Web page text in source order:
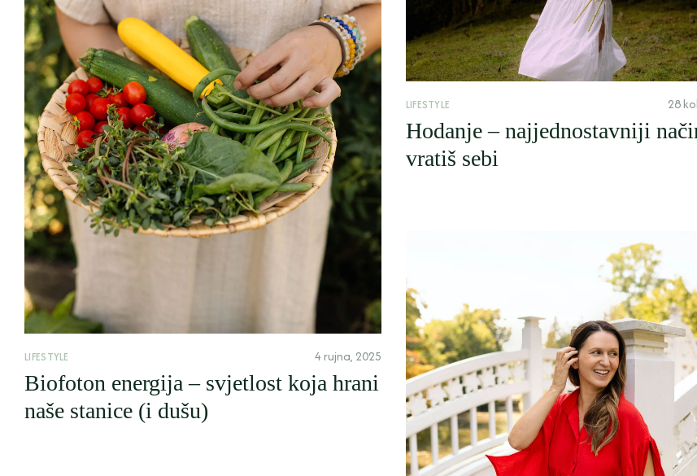
LIFESTYLE 4 rujna, 2025
Biofoton energija – svjetlost koja hrani
naše stanice (i dušu)
LIFESTYLE 28
Hodanje – najjednostavniji
vratiš sebi